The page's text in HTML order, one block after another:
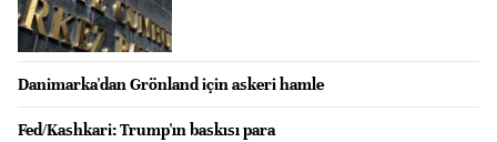
Danimarka'dan Grönland için askeri hamle
Fed/Kashkari: Trump'ın baskısı para